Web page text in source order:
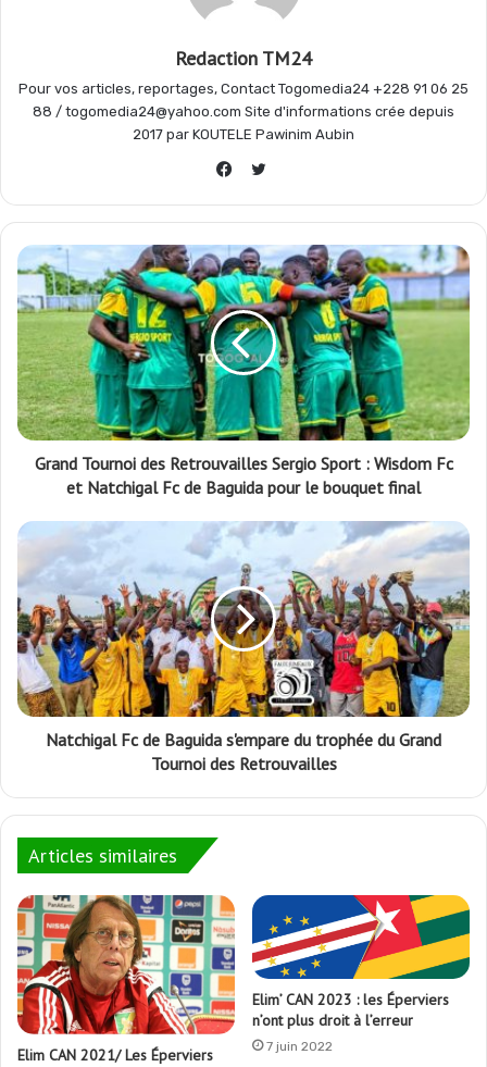
o p a
m
e
Redaction TM24
Pour vos articles, reportages, Contact Togomedia24 +228 91 06 25
88 / togomedia24@yahoo.com Site d'informations crée depuis
2017 par KOUTELE Pawinim Aubin
Twitter
Grand Tournoi des Retrouvailles Sergio Sport : Wisdom Fc
et Natchigal Fc de Baguida pour le bouquet final
Natchigal Fc de Baguida s'empare du trophée du Grand
Tournoi des Retrouvailles
Articles similaires
Elim CAN 2021/ Les Éperviers
Elim’ CAN 2023 : les Éperviers
n’ont plus droit à l’erreur
7 juin 2022